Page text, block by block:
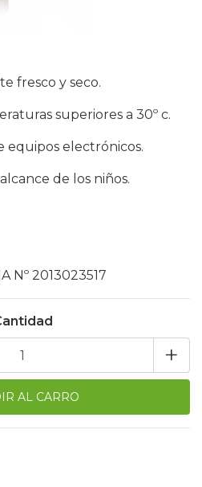
fresco y seco.
superiores a 30º c.
equipos electrónicos.
de los niños.
Nº 2013023517
+